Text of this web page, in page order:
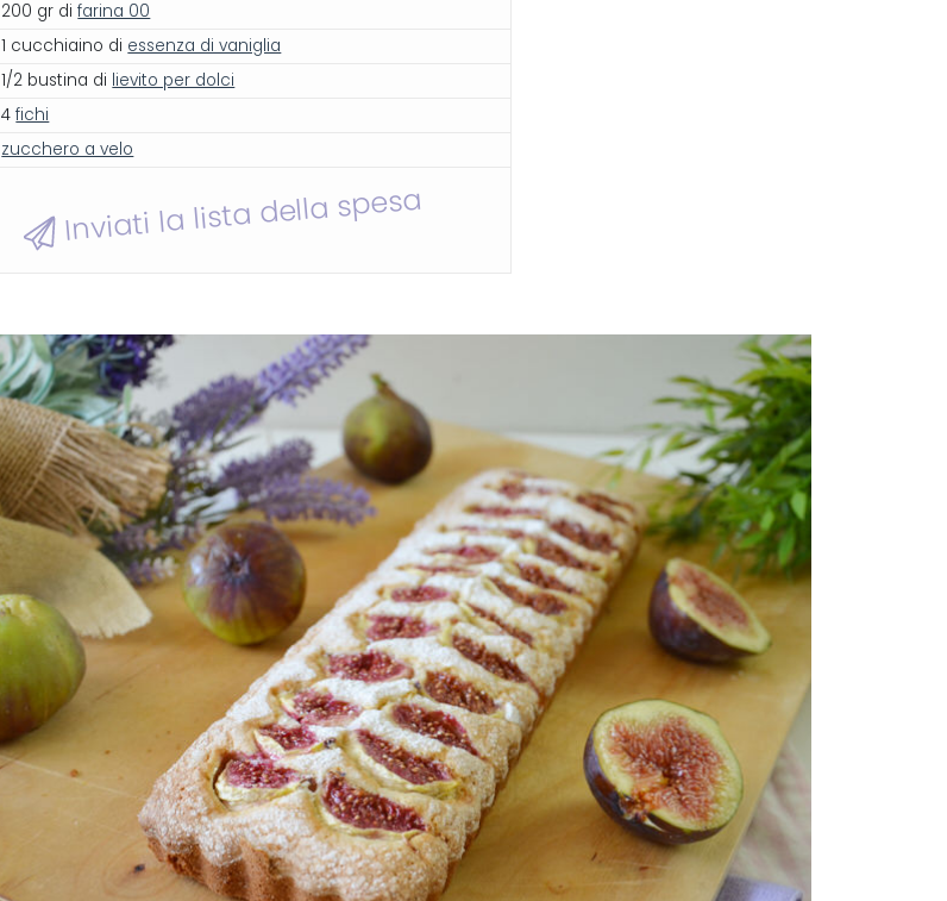
200 gr difarina 00
1 cucchiaino di essenza di vaniglia
1/2 bustina di lievito per dolci
4fichi
zucchero a velo
Inviati la lista della spesa